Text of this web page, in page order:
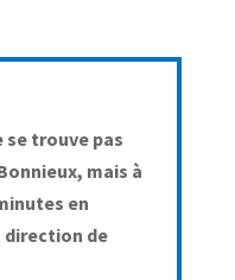
se trouve pas
mais à
en
direction de